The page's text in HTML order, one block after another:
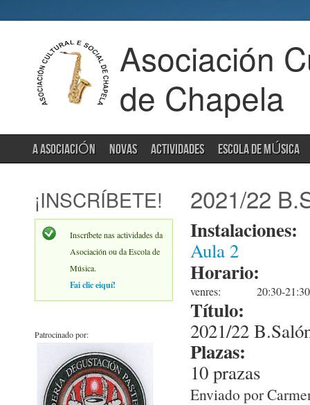
Asociación
de Chapela
A ASOCIACIÓN NOVAS ACTIVIDADES ESCOLA DE MÚSICA
¡INSCRÍBETE!
Inscríbete nas actividades da
Asociación ou da Escola de
Música.
Fai clic eiquí!
Patrocinado por:
2021/22
Instalaciones:
Aula 2
Horario:
venres: 20:30-21:30
Título:
2021/22
Plazas:
10 prazas
Enviado por